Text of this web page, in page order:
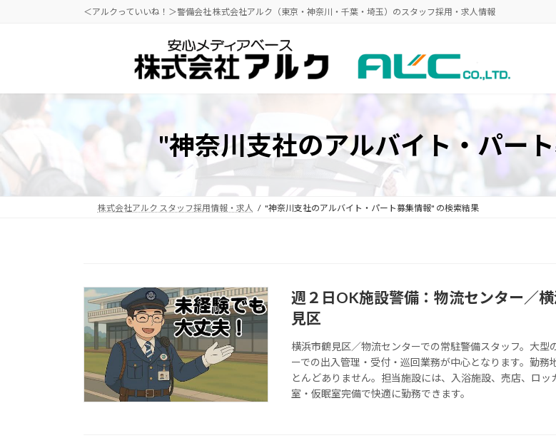
キ
に
＜アルクっていいね！＞警備会社 株式会社アルク（東京・神奈川・千葉・埼玉）のスタッフ採用・求人情報
"神奈川支社のアルバイト・パー
株式会社アルク スタッフ採用情報・求人 "神奈川支社のアルバイト・パート募集情報" の検索結果
週２日OK施設警備：物流センター／
見区
横浜市鶴見区／物流センターでの常駐警備スタッフ。大型
ーでの出入管理・受付・巡回業務が中心となります。勤務
とんどありません。担当施設には、入浴施設、売店、ロッ
室・仮眠室完備で快適に勤務できます。